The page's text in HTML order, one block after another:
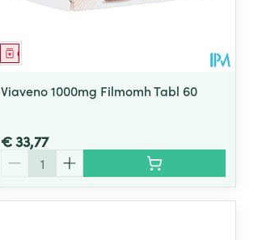
Geneesmiddel
Viaveno 1000mg Filmomh Tabl 60
€ 33,77